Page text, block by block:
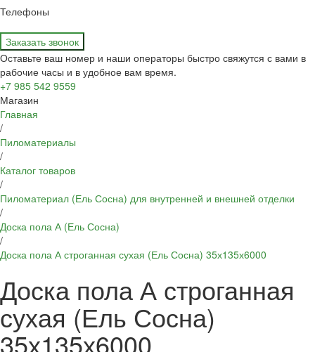
Телефоны
Заказать звонок
Оставьте ваш номер и наши операторы быстро свяжутся с вами в
рабочие часы и в удобное вам время.
+7 985 542 9559
Магазин
Главная
/
Пиломатериалы
/
Каталог товаров
/
Пиломатериал (Ель Сосна) для внутренней и внешней отделки
/
Доска пола А (Ель Сосна)
/
Доска пола А строганная сухая (Ель Сосна) 35х135х6000
Доска пола А строганная
сухая (Ель Сосна)
35х135х6000